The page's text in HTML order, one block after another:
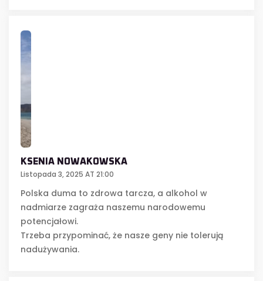
KSENIA NOWAKOWSKA
Listopada 3, 2025 AT 21:00
Polska duma to zdrowa tarcza, a alkohol w
nadmiarze zagraża naszemu narodowemu
potencjałowi.
Trzeba przypominać, że nasze geny nie tolerują
nadużywania.